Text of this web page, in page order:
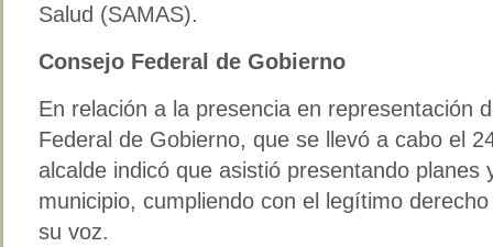
Salud (SAMAS).
Consejo Federal de Gobierno
En relación a la presencia en representación
Federal de Gobierno, que se llevó a cabo el
alcalde indicó que asistió presentando planes
municipio, cumpliendo con el legítimo
su voz.